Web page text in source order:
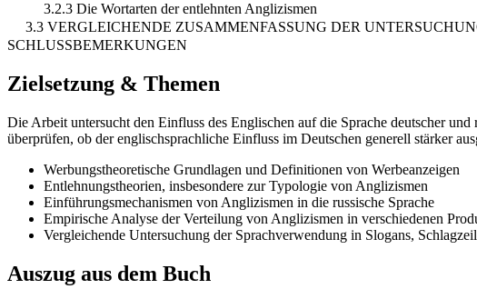
3.2.3 Die Wortarten der entlehnten Anglizismen
3.3 VERGLEICHENDE ZUSAMMENFASSUNG DER
SCHLUSSBEMERKUNGEN
Zielsetzung & Themen
Die Arbeit untersucht den Einfluss des Englischen auf die Sprache deutscher
überprüfen, ob der englischsprachliche Einfluss im Deutschen generell stärker
Werbungstheoretische Grundlagen und Definitionen von Werbeanzeigen
Entlehnungstheorien, insbesondere zur Typologie von Anglizismen
Einführungsmechanismen von Anglizismen in die russische Sprache
Empirische Analyse der Verteilung von Anglizismen in verschiedenen
Vergleichende Untersuchung der Sprachverwendung in Slogans,
Auszug aus dem Buch